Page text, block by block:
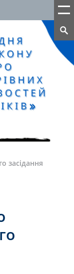
засідання